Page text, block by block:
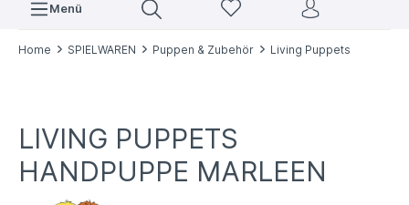
Menü
Home SPIELWAREN Puppen & Zubehör Living Puppets
LIVING PUPPETS
HANDPUPPE MARLEEN